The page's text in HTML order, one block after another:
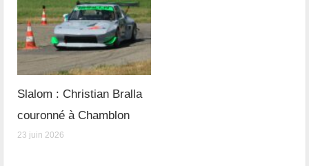
Slalom : Christian Bralla
couronné à Chamblon
23 juin 2026